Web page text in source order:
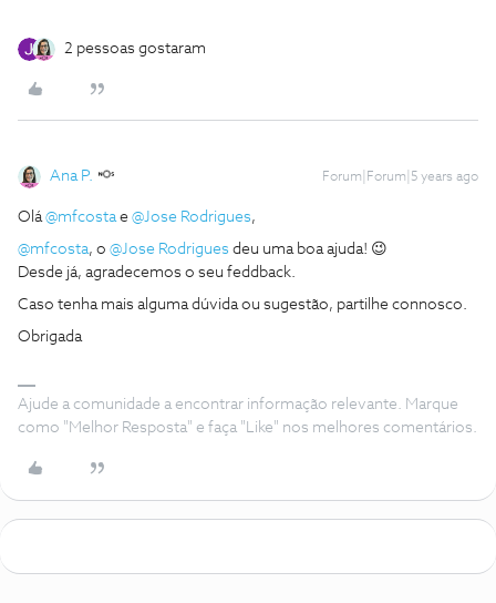
2 pessoas gostaram
Ana P. Forum|Forum|5 years ago
Olá@mfcostae @Jose Rodrigues,
@mfcosta, o @Jose Rodrigues deu uma boa ajuda! 😉
Desde já, agradecemos o seu feddback.
Caso tenha mais alguma dúvida ou sugestão, partilhe connosco.
Obrigada
Ajude a comunidade a encontrar informação relevante. Marque
como "Melhor Resposta" e faça "Like" nos melhores comentários.